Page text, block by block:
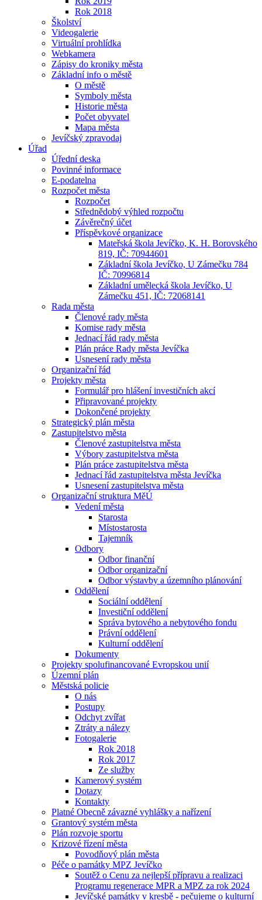
Rok 2018
Školství
Videogalerie
Virtuální prohlídka
Webkamera
Zápisy do kroniky města
Základní info o městě
O městě
Symboly města
Historie města
Počet obyvatel
Mapa města
Jevíčský zpravodaj
Úřad
Úřední deska
Povinné informace
E-podatelna
Rozpočet města
Rozpočet
Střednědobý výhled rozpočtu
Závěrečný účet
Příspěvkové organizace
Mateřská škola Jevíčko, K. H. Borovského
819, IČ: 70944601
Základní škola Jevíčko, U Zámečku 784
IČ: 70996814
Základní umělecká škola Jevíčko, U
Zámečku 451, IČ: 72068141
Rada města
Členové rady města
Komise rady města
Jednací řád rady města
Plán práce Rady města Jevíčka
Usnesení rady města
Organizační řád
Projekty města
Formulář pro hlášení investičních akcí
Připravované projekty
Dokončené projekty
Strategický plán města
Zastupitelstvo města
Členové zastupitelstva města
Výbory zastupitelstva města
Plán práce zastupitelstva města
Jednací řád zastupitelstva města Jevíčka
Usnesení zastupitelstva města
Organizační struktura MěÚ
Vedení města
Starosta
Místostarosta
Tajemník
Odbory
Odbor finanční
Odbor organizační
Odbor výstavby a územního plánování
Oddělení
Sociální oddělení
Investiční oddělení
Správa bytového a nebytového fondu
Právní oddělení
Kulturní oddělení
Dokumenty
Projekty spolufinancované Evropskou unií
Územní plán
Městská policie
O nás
Postupy
Odchyt zvířat
Ztráty a nálezy
Fotogalerie
Rok 2018
Rok 2017
Ze služby
Kamerový systém
Dotazy
Kontakty
Platné Obecně závazné vyhlášky a nařízení
Grantový systém města
Plán rozvoje sportu
Krizové řízení města
Povodňový plán města
Péče o památky MPZ Jevíčko
Soutěž o Cenu za nejlepší přípravu a realizaci
Programu regenerace MPR a MPZ za rok 2024
Jevíčské památky v kresbě - pečujeme o kulturní